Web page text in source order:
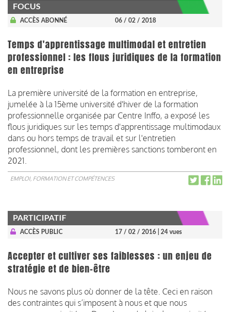
FOCUS
ACCÈS ABONNÉ 06 / 02 / 2018
Temps d'apprentissage multimodal et entretien
professionnel : les flous juridiques de la formation
en entreprise
La première université de la formation en entreprise,
jumelée à la 15ème université d'hiver de la formation
professionnelle organisée par Centre Inffo, a exposé les
flous juridiques sur les temps d'apprentissage multimodaux
dans ou hors temps de travail et sur l'entretien
professionnel, dont les premières sanctions tomberont en
2021.
EMPLOI, FORMATION ET COMPÉTENCES
PARTICIPATIF
ACCÈS PUBLIC 17 / 02 / 2016 | 24 vues
Accepter et cultiver ses faiblesses : un enjeu de
stratégie et de bien-être
Nous ne savons plus où donner de la tête. Ceci en raison
des contraintes qui s’imposent à nous et que nous